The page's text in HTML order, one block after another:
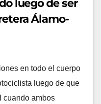
luego de ser
Álamo-
en todo el cuerpo
luego de que
cuando ambos